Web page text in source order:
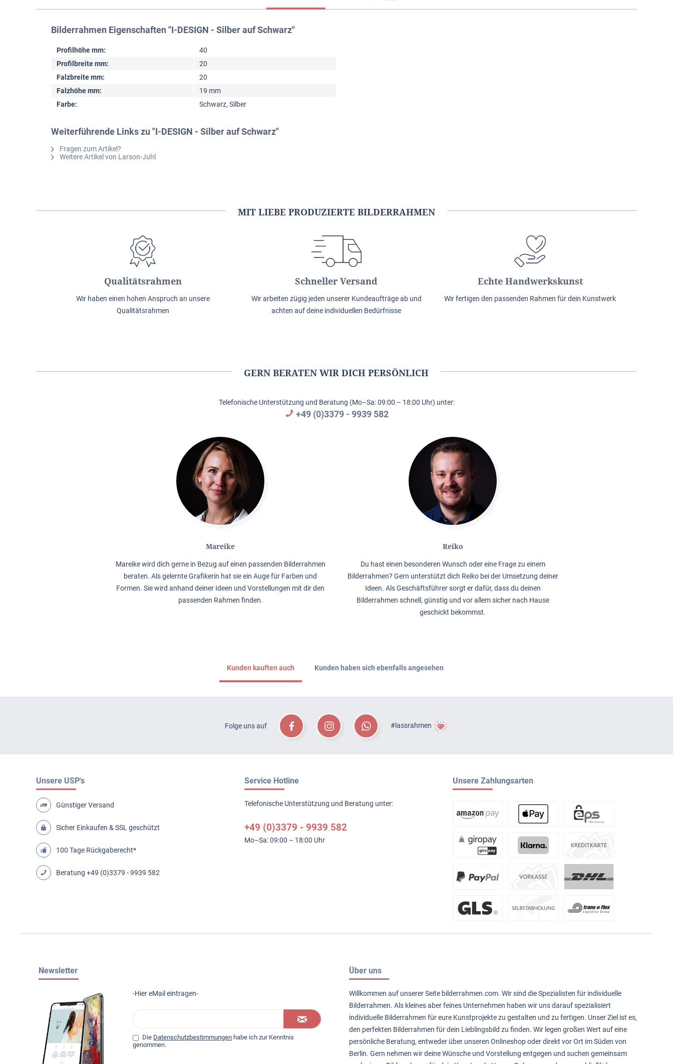
Bilderrahmen Eigenschaften "I-DESIGN - Silber auf Schwarz"
Profilhöhe mm:
40
Profilbreite mm:
20
Falzbreite mm:
20
Falzhöhe mm:
19 mm
Farbe:
Schwarz, Silber
Weiterführende Links zu "I-DESIGN - Silber auf Schwarz"
Fragen zum Artikel?
Weitere Artikel von Larson-Juhl
MIT LIEBE PRODUZIERTE BILDERRAHMEN
Qualitätsrahmen
Wir haben einen hohen Anspruch an unsere
Qualitätsrahmen
Schneller Versand
Wir arbeiten zügig jeden unserer Kundeaufträge ab und
achten auf deine individuellen Bedürfnisse
Echte Handwerkskunst
Wir fertigen den passenden Rahmen für dein Kunstwerk
GERN BERATEN WIR DICH PERSÖNLICH
Telefonische Unterstützung und Beratung (Mo–Sa: 09:00 – 18:00 Uhr) unter:
+49 (0)3379 - 9939 582
Mareike
Mareike wird dich gerne in Bezug auf einen passenden Bilderrahmen
beraten. Als gelernte Grafikerin hat sie ein Auge für Farben und
Formen. Sie wird anhand deiner Ideen und Vorstellungen mit dir den
passenden Rahmen finden.
Reiko
Du hast einen besonderen Wunsch oder eine Frage zu einem
Bilderrahmen? Gern unterstützt dich Reiko bei der Umsetzung deiner
Ideen. Als Geschäftsführer sorgt er dafür, dass du deinen
Bilderrahmen schnell, günstig und vor allem sicher nach Hause
geschickt bekommst.
Kunden kauften auch Kunden haben sich ebenfalls angesehen
Folge uns auf #lassrahmen
Unsere USP's
Günstiger Versand
Sicher Einkaufen & SSL geschützt
100 Tage Rückgaberecht*
Beratung +49 (0)3379 - 9939 582
Service Hotline
Telefonische Unterstützung und Beratung unter:
+49 (0)3379 - 9939 582
Mo–Sa: 09:00 – 18:00 Uhr
Unsere Zahlungsarten
Newsletter
-Hier eMail eintragen-
Die Datenschutzbestimmungen habe ich zur Kenntnis
genommen.
Über uns
Willkommen auf unserer Seite bilderrahmen.com. Wir sind die Spezialisten für individuelle
Bilderrahmen. Als kleines aber feines Unternehmen haben wir uns darauf spezialisiert
individuelle Bilderrahmen für eure Kunstprojekte zu gestalten und zu fertigen. Unser Ziel ist es,
den perfekten Bilderrahmen für dein Lieblingsbild zu finden. Wir legen großen Wert auf eine
persönliche Beratung, entweder über unseren Onlineshop oder direkt vor Ort im Süden von
Berlin. Gern nehmen wir deine Wünsche und Vorstellung entgegen und suchen gemeinsam